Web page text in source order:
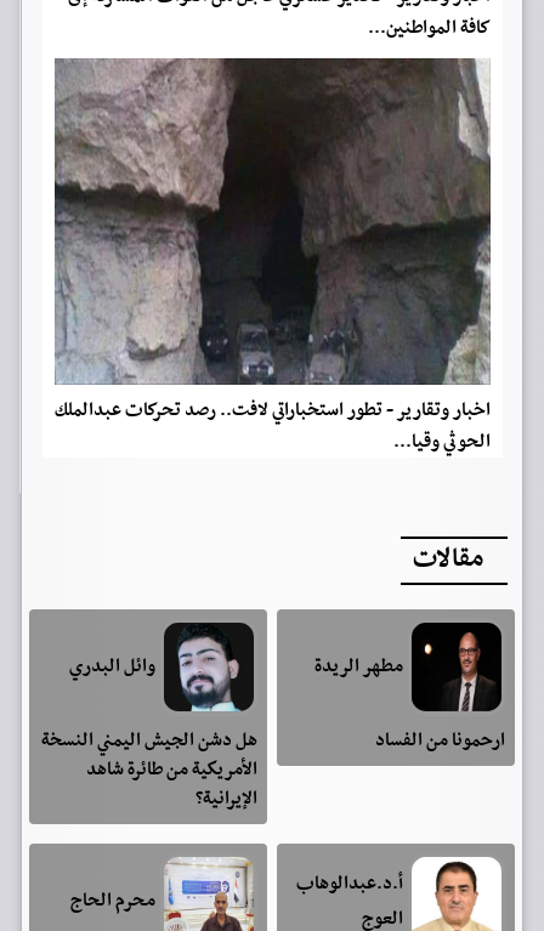
كافة المواطنين...
اخبار وتقارير - تطور استخباراتي لافت.. رصد تحركات عبدالملك
الحوثي وقيا...
مقالات
مطهر الريدة
ارحمونا من الفساد
وائل البدري
هل دشن الجيش اليمني النسخة
الأمريكية من طائرة شاهد
الإيرانية؟
أ.د.عبدالوهاب
العوج
محرم الحاج